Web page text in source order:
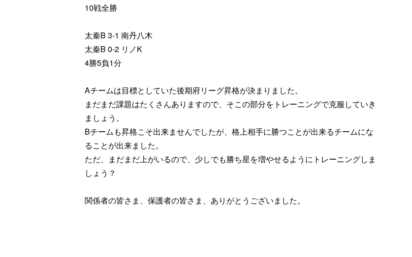
10戦全勝
太秦B 3-1 南丹八木
太秦B 0-2 リノK
4勝5負1分
Aチームは目標としていた後期府リーグ昇格が決まりました。
まだまだ課題はたくさんありますので、そこの部分をトレーニングで克服していき
ましょう。
Bチームも昇格こそ出来ませんでしたが、格上相手に勝つことが出来るチームにな
ることが出来ました。
ただ、まだまだ上がいるので、少しでも勝ち星を増やせるようにトレーニングしま
しょう？
関係者の皆さま、保護者の皆さま、ありがとうございました。